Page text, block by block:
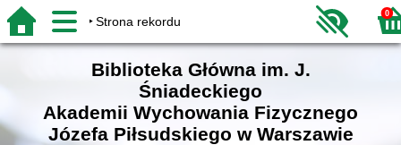
Strona rekordu
0
Biblioteka Główna im. J.
Śniadeckiego
Akademii Wychowania Fizycznego
Józefa Piłsudskiego w Warszawie